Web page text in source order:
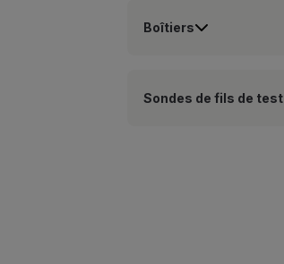
Boîtiers
Sondes de fils de test